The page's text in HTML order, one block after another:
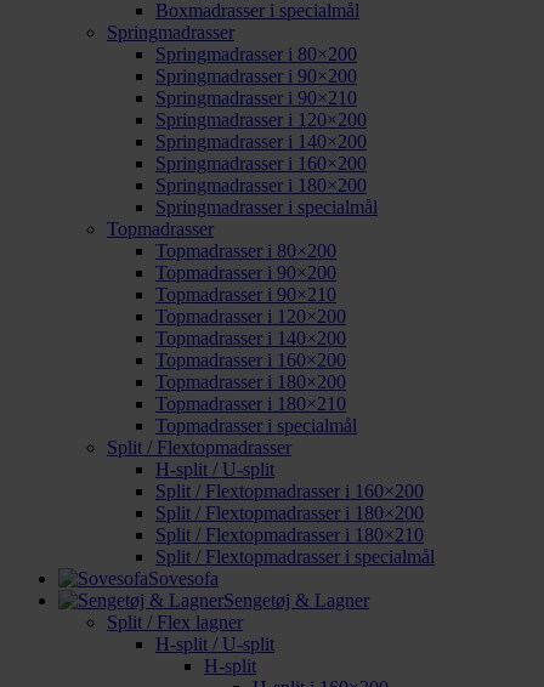
Boxmadrasser i specialmål
Springmadrasser
Springmadrasser i 80×200
Springmadrasser i 90×200
Springmadrasser i 90×210
Springmadrasser i 120×200
Springmadrasser i 140×200
Springmadrasser i 160×200
Springmadrasser i 180×200
Springmadrasser i specialmål
Topmadrasser
Topmadrasser i 80×200
Topmadrasser i 90×200
Topmadrasser i 90×210
Topmadrasser i 120×200
Topmadrasser i 140×200
Topmadrasser i 160×200
Topmadrasser i 180×200
Topmadrasser i 180×210
Topmadrasser i specialmål
Split / Flextopmadrasser
H-split / U-split
Split / Flextopmadrasser i 160×200
Split / Flextopmadrasser i 180×200
Split / Flextopmadrasser i 180×210
Split / Flextopmadrasser i specialmål
Sovesofa
Sengetøj & Lagner
Split / Flex lagner
H-split / U-split
H-split